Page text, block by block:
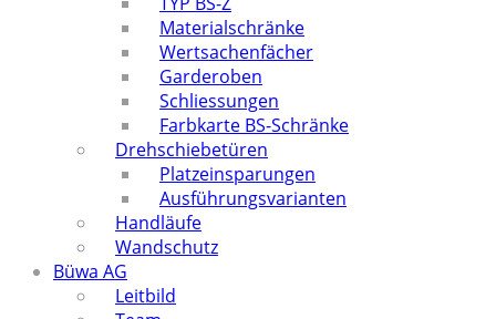
Materialschränke
Wertsachenfächer
Garderoben
Schliessungen
Farbkarte BS-Schränke
Drehschiebetüren
Platzeinsparungen
Ausführungsvarianten
Handläufe
Wandschutz
Büwa AG
Leitbild